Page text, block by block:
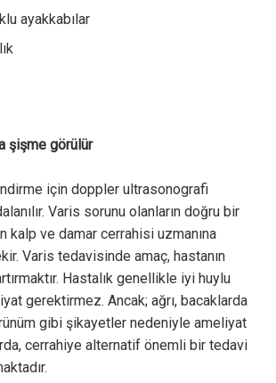
ayakkabılar
şişme görülür
için doppler ultrasonografi
Varis sorunu olanların doğru bir
kalp ve damar cerrahisi uzmanına
Varis tedavisinde amaç, hastanın
Hastalık genellikle iyi huylu
gerektirmez. Ancak; ağrı, bacaklarda
gibi şikayetler nedeniyle ameliyat
cerrahiye alternatif önemli bir tedavi